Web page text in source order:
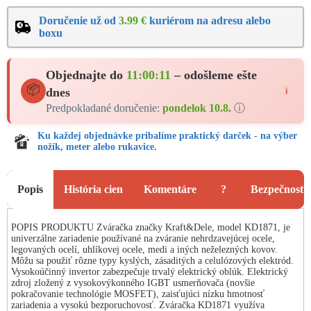
Doručenie už od 3.99 € kuriérom na adresu alebo
boxu
📦
Objednajte do 11:00:11 – odošleme ešte
dnes
Predpokladané doručenie: pondelok 10.8. ⓘ
i
Ku každej objednávke pribalíme praktický darček - na výber
nožík, meter alebo rukavice.
Popis História cien Komentáre ? Bezpečnosť
POPIS PRODUKTU Zváračka značky Kraft&Dele, model KD1871, je
univerzálne zariadenie používané na zváranie nehrdzavejúcej ocele,
legovaných ocelí, uhlíkovej ocele, medi a iných neželezných kovov.
Môžu sa použiť rôzne typy kyslých, zásaditých a celulózových elektród.
Vysokoúčinný invertor zabezpečuje trvalý elektrický oblúk. Elektrický
zdroj zložený z vysokovýkonného IGBT usmerňovača (novšie
pokračovanie technológie MOSFET), zaisťujúci nízku hmotnosť
zariadenia a vysokú bezporuchovosť. Zváračka KD1871 využíva